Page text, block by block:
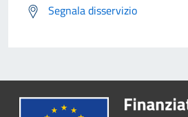
Segnala disservizio